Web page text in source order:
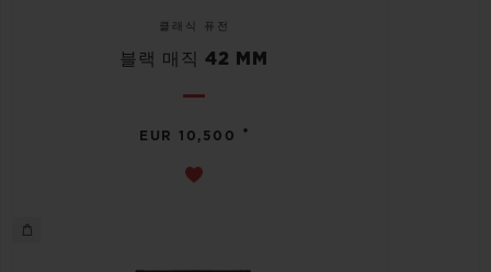
클래식 퓨전
블랙 매직 42 MM
EUR 10,500 •